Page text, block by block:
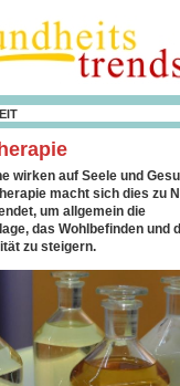
wirken auf Seele und
macht sich dies zu
um allgemein die
das Wohlbefinden und
zu steigern.